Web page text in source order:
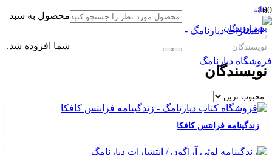
محصول به سبد
شما افزوده شد.
خانه
/
پدید آورندگان
/
نویسندگان
نویسندگان
زندگینامه فرانتس کافکا